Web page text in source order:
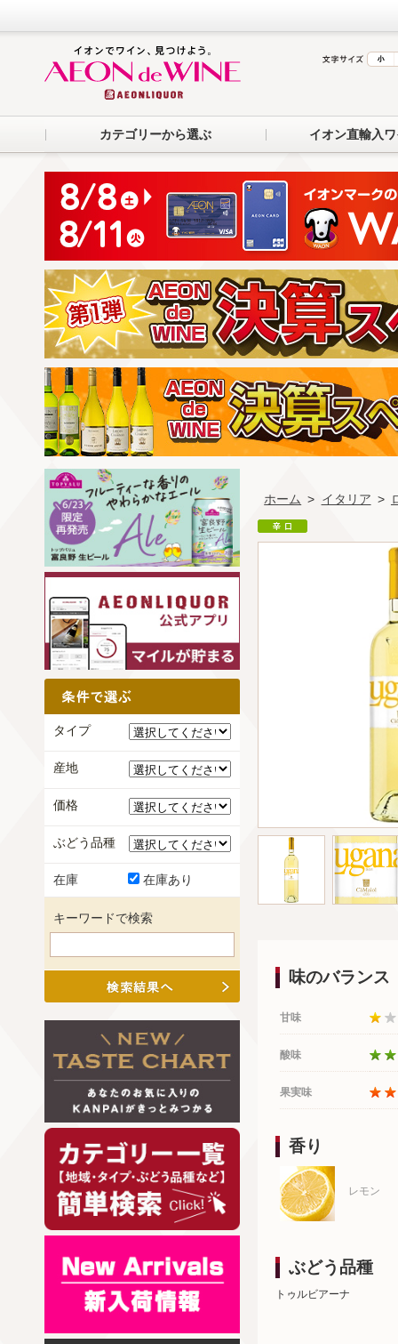
カテゴリーから選ぶ イオン直輸入
ホーム > イタリア >
味のバランス
甘味
酸味
果実味
香り
レモン
ぶどう品種
トゥルビアーナ
タイプ
産地
価格
ぶどう品種
在庫 在庫あり
キーワードで検索